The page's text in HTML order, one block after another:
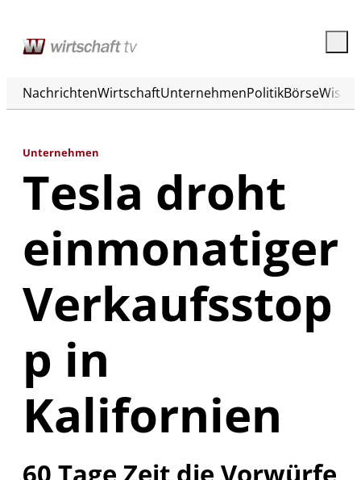
NachrichtenWirtschaftUnternehmenPolitikBörse
Unternehmen
Tesla droht
einmonatiger
Verkaufsstop
p in
Kalifornien